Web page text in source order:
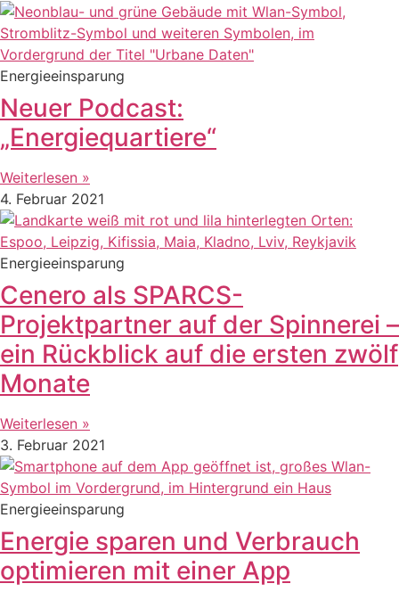
Energieeinsparung
Neuer Podcast:
„Energiequartiere“
Weiterlesen »
4. Februar 2021
Energieeinsparung
Cenero als SPARCS-
Projektpartner auf der Spinnerei –
ein Rückblick auf die ersten zwölf
Monate
Weiterlesen »
3. Februar 2021
Energieeinsparung
Energie sparen und Verbrauch
optimieren mit einer App